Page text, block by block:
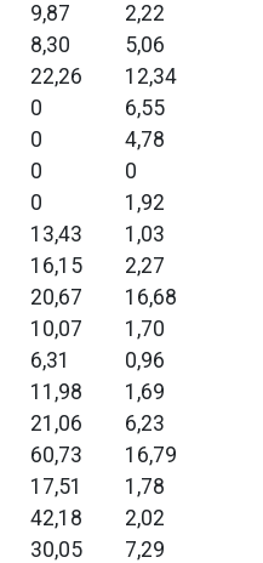
9,87
2,22
8,30
5,06
22,26
12,34
0
6,55
0
4,78
0
0
0
1,92
13,43
1,03
16,15
2,27
20,67
16,68
10,07
1,70
6,31
0,96
11,98
1,69
21,06
6,23
60,73
16,79
17,51
1,78
42,18
2,02
30,05
7,29